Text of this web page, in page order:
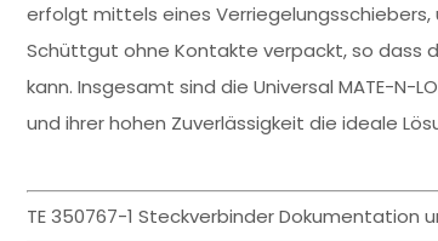
erfolgt mittels eines
Schüttgut ohne Kontakte verpackt, so dass
kann. Insgesamt sind die Universal MATE-N-
und ihrer hohen Zuverlässigkeit die ideale
TE 350767-1 Steckverbinder Dokumentation